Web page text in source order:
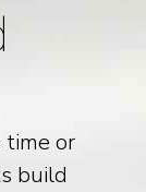
time or
build
a